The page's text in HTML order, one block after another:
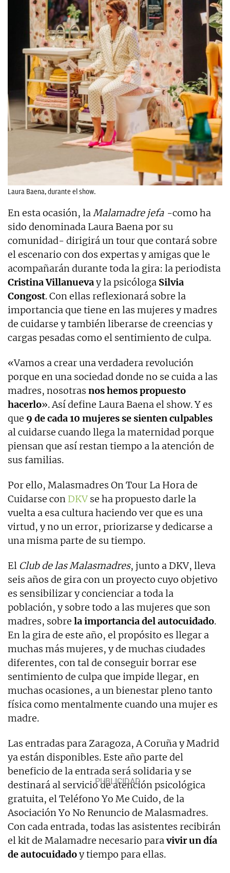
Laura Baena, durante el show.
En esta ocasión, laMalamadre jefa -como ha
sido denominada Laura Baena por su
comunidad- dirigirá un tour que contará sobre
el escenario con dos expertas y amigas que le
acompañarán durante toda la gira: la periodista
Cristina Villanuevay la psicóloga Silvia
Congost. Con ellas reflexionará sobre la
importancia que tiene en las mujeres y madres
de cuidarse y también liberarse de creencias y
cargas pesadas como el sentimiento de culpa.
«Vamos a crear una verdadera revolución
porque en una sociedad donde no se cuida a las
madres, nosotras nos hemos propuesto
hacerlo». Así define Laura Baena el show. Y es
que 9 de cada 10 mujeres se sienten culpables
al cuidarse cuando llega la maternidad porque
piensan que así restan tiempo a la atención de
sus familias.
Por ello, Malasmadres On Tour La Hora de
Cuidarse con DKVse ha propuesto darle la
vuelta a esa cultura haciendo ver que es una
virtud, y no un error, priorizarse y dedicarse a
una misma parte de su tiempo.
El Club de las Malasmadres, junto a DKV, lleva
seis años de gira con un proyecto cuyo objetivo
es sensibilizar y concienciar a toda la
población, y sobre todo a las mujeres que son
madres, sobre la importancia del autocuidado.
En la gira de este año, el propósito es llegar a
muchas más mujeres, y de muchas ciudades
diferentes, con tal de conseguir borrar ese
sentimiento de culpa que impide llegar, en
muchas ocasiones, a un bienestar pleno tanto
física como mentalmente cuando una mujer es
madre.
Las entradas para Zaragoza, A Coruña y Madrid
ya están disponibles. Este año parte del
beneficio de la entrada será solidaria y se
destinará al servicio de atención psicológica
gratuita, el Teléfono Yo Me Cuido, de la
Asociación Yo No Renuncio de Malasmadres.
Con cada entrada, todas las asistentes recibirán
el kit de Malamadre necesario paravivir un día
de autocuidadoy tiempo para ellas.